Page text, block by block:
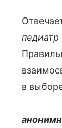
педиатр
в